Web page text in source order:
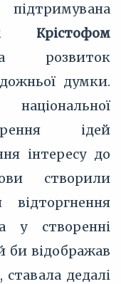
Крістофом
розвиток
думки.
ідей
інтересу до
створили
у створенні
би відображав
ставала дедалі